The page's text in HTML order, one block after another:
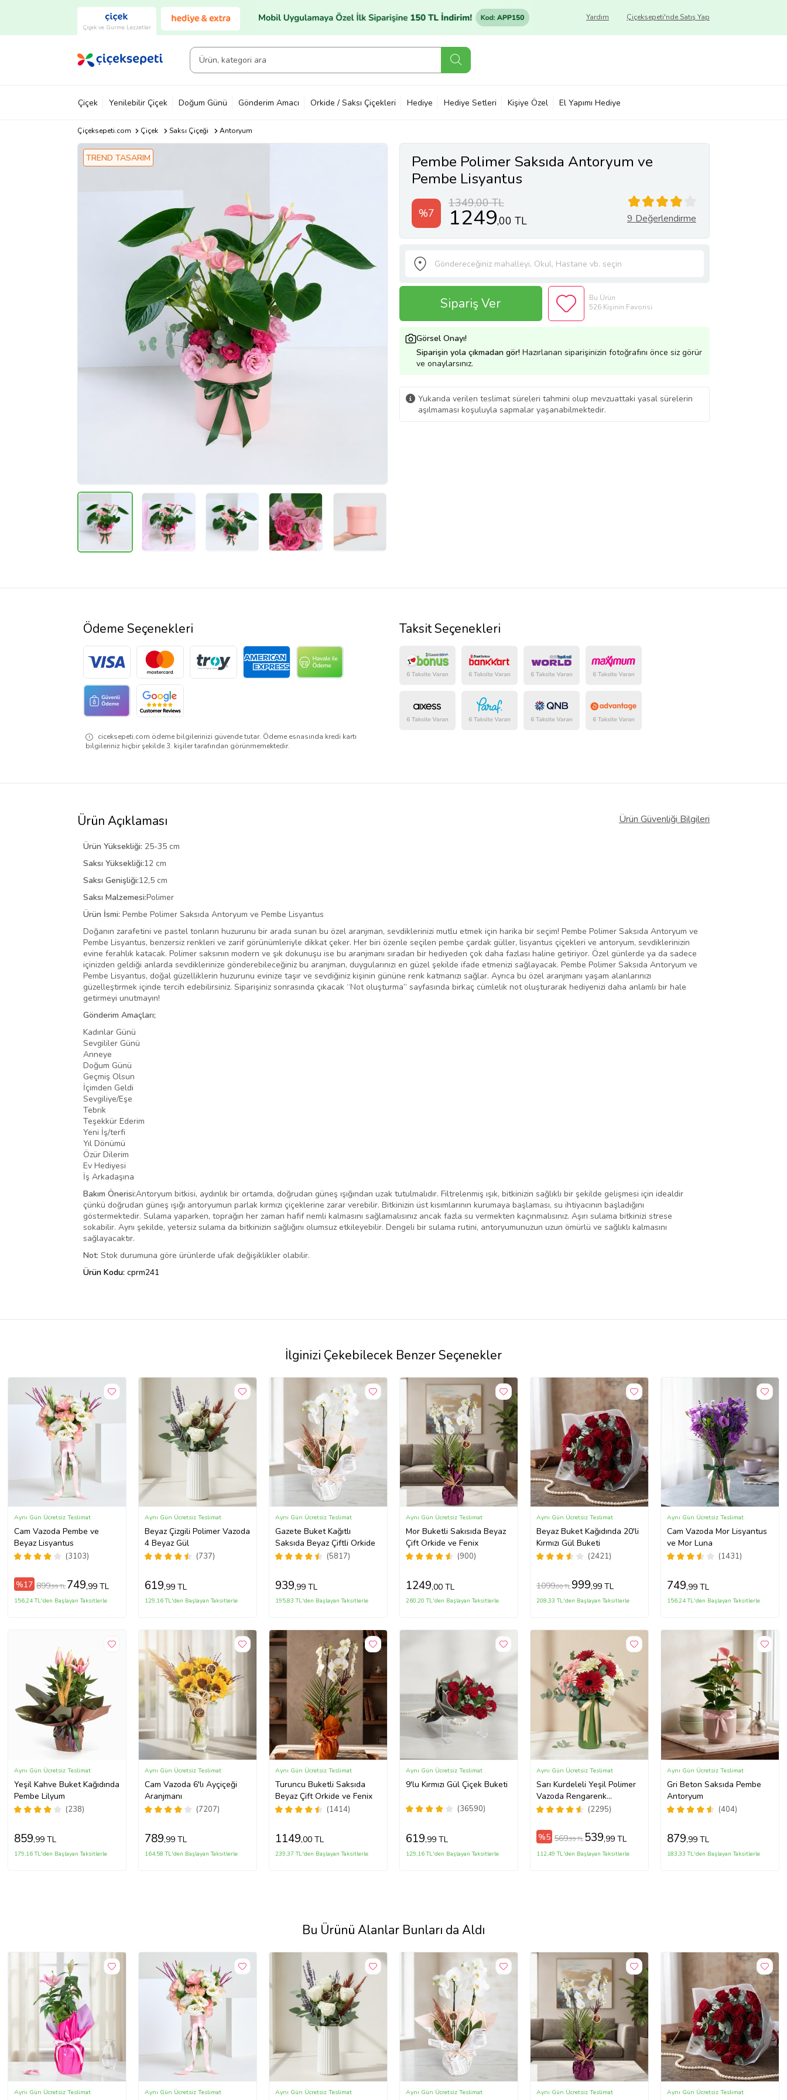
Çiçek ve Gurme Lezzetler
Çiçeksepeti'nde Satış Yap
Yardım
Çiçek Yenilebilir Çiçek Doğum Günü Gönderim Amacı Orkide / Saksı Çiçekleri Hediye Hediye Setleri Kişiye Özel El Yapımı Hediye
Çiçeksepeti.com Çiçek Saksı Çiçeği Antoryum
TREND TASARIM
Pembe Polimer Saksıda Antoryum ve
Pembe Lisyantus
%7
1349,00 TL
1249,00 TL 9 Değerlendirme
Sipariş Ver
Bu Ürün
526 Kişinin Favorisi
Görsel Onayı!
Siparişin yola çıkmadan gör! Hazırlanan siparişinizin fotoğrafını önce siz görür
ve onaylarsınız.
Yukarıda verilen teslimat süreleri tahmini olup mevzuattaki yasal sürelerin
aşılmaması koşuluyla sapmalar yaşanabilmektedir.
Ödeme Seçenekleri
ciceksepeti.com ödeme bilgilerinizi güvende tutar. Ödeme esnasında kredi kartı
bilgileriniz hiçbir şekilde 3. kişiler tarafından görünmemektedir.
Taksit Seçenekleri
Ürün Açıklaması Ürün Güvenliği Bilgileri
Ürün Yüksekliği: 25-35 cm
Saksı Yüksekliği:12 cm
Saksı Genişliği:12,5 cm
Saksı Malzemesi:Polimer
Ürün İsmi: Pembe Polimer Saksıda Antoryum ve Pembe Lisyantus
Doğanın zarafetini ve pastel tonların huzurunu bir arada sunan bu özel aranjman, sevdiklerinizi mutlu etmek için harika bir seçim! Pembe Polimer Saksıda Antoryum ve
Pembe Lisyantus, benzersiz renkleri ve zarif görünümleriyle dikkat çeker. Her biri özenle seçilen pembe çardak güller, lisyantus çiçekleri ve antoryum, sevdiklerinizin
evine ferahlık katacak. Polimer saksının modern ve şık dokunuşu ise bu aranjmanı sıradan bir hediyeden çok daha fazlası haline getiriyor. Özel günlerde ya da sadece
içinizden geldiği anlarda sevdiklerinize gönderebileceğiniz bu aranjman, duygularınızı en güzel şekilde ifade etmenizi sağlayacak. Pembe Polimer Saksıda Antoryum ve
Pembe Lisyantus, doğal güzelliklerin huzurunu evinize taşır ve sevdiğiniz kişinin gününe renk katmanızı sağlar. Ayrıca bu özel aranjmanı yaşam alanlarınızı
güzelleştirmek içinde tercih edebilirsiniz. Siparişiniz sonrasında çıkacak “Not oluşturma” sayfasında birkaç cümlelik not oluşturarak hediyenizi daha anlamlı bir hale
getirmeyi unutmayın!
Gönderim Amaçları;
Kadınlar Günü
Sevgililer Günü
Anneye
Doğum Günü
Geçmiş Olsun
İçimden Geldi
Sevgiliye/Eşe
Tebrik
Teşekkür Ederim
Yeni İş/terfi
Yıl Dönümü
Özür Dilerim
Ev Hediyesi
İş Arkadaşına
Bakım Önerisi:Antoryum bitkisi, aydınlık bir ortamda, doğrudan güneş ışığından uzak tutulmalıdır. Filtrelenmiş ışık, bitkinizin sağlıklı bir şekilde gelişmesi için idealdir
çünkü doğrudan güneş ışığı antoryumun parlak kırmızı çiçeklerine zarar verebilir. Bitkinizin üst kısımlarının kurumaya başlaması, su ihtiyacının başladığını
göstermektedir. Sulama yaparken, toprağın her zaman hafif nemli kalmasını sağlamalısınız ancak fazla su vermekten kaçınmalısınız. Aşırı sulama bitkinizi strese
sokabilir. Aynı şekilde, yetersiz sulama da bitkinizin sağlığını olumsuz etkileyebilir. Dengeli bir sulama rutini, antoryumunuzun uzun ömürlü ve sağlıklı kalmasını
sağlayacaktır.
Not: Stok durumuna göre ürünlerde ufak değişiklikler olabilir.
Ürün Kodu: cprm241
İlginizi Çekebilecek Benzer Seçenekler
Cam Vazoda Pembe ve
Beyaz Lisyantus
(3103)
Aynı Gün Ücretsiz Teslimat
%17 899,99 TL 749,99 TL
156,24 TL'den Başlayan Taksitlerle
Beyaz Çizgili Polimer Vazoda
4 Beyaz Gül
(737)
Aynı Gün Ücretsiz Teslimat
619,99 TL
129,16 TL'den Başlayan Taksitlerle
Gazete Buket Kağıtlı
Saksıda Beyaz Çiftli Orkide
(5817)
Aynı Gün Ücretsiz Teslimat
939,99 TL
195,83 TL'den Başlayan Taksitlerle
Mor Buketli Sakısıda Beyaz
Çift Orkide ve Fenix
(900)
Aynı Gün Ücretsiz Teslimat
1249,00 TL
260,20 TL'den Başlayan Taksitlerle
Beyaz Buket Kağıdında 20'li
Kırmızı Gül Buketi
(2421)
Aynı Gün Ücretsiz Teslimat
1099,00 TL 999,99 TL
208,33 TL'den Başlayan Taksitlerle
Cam Vazoda Mor Lisyantus
ve Mor Luna
(1431)
Aynı Gün Ücretsiz Teslimat
749,99 TL
156,24 TL'den Başlayan Taksitlerle
Yeşil Kahve Buket Kağıdında
Pembe Lilyum
(238)
Aynı Gün Ücretsiz Teslimat
859,99 TL
179,16 TL'den Başlayan Taksitlerle
Cam Vazoda 6'lı Ayçiçeği
Aranjmanı
(7207)
Aynı Gün Ücretsiz Teslimat
789,99 TL
164,58 TL'den Başlayan Taksitlerle
Turuncu Buketli Saksıda
Beyaz Çift Orkide ve Fenix
(1414)
Aynı Gün Ücretsiz Teslimat
1149,00 TL
239,37 TL'den Başlayan Taksitlerle
9'lu Kırmızı Gül Çiçek Buketi
(36590)
Aynı Gün Ücretsiz Teslimat
619,99 TL
129,16 TL'den Başlayan Taksitlerle
Sarı Kurdeleli Yeşil Polimer
Vazoda Rengarenk
Gerberalar
(2295)
Aynı Gün Ücretsiz Teslimat
%5 569,99 TL 539,99 TL
112,49 TL'den Başlayan Taksitlerle
Gri Beton Saksıda Pembe
Antoryum
(404)
Aynı Gün Ücretsiz Teslimat
879,99 TL
183,33 TL'den Başlayan Taksitlerle
Bu Ürünü Alanlar Bunları da Aldı
Aynı Gün Ücretsiz Teslimat Aynı Gün Ücretsiz Teslimat Aynı Gün Ücretsiz Teslimat Aynı Gün Ücretsiz Teslimat Aynı Gün Ücretsiz Teslimat Aynı Gün Ücretsiz Teslimat